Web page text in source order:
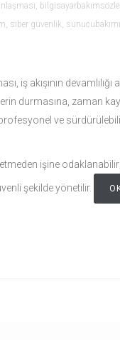
,
, siber güvenlik, sunucubakımı
akışının devamlılığı
durmasına, zaman
ve
işine
şekilde yönetilir.